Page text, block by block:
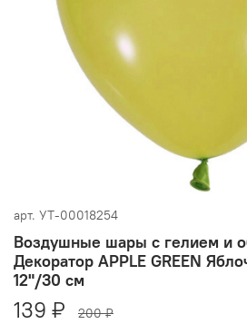
арт. УТ-00018254
Воздушные шары с гелием и
Декоратор APPLE GREEN
12"/30 см
139 ₽ 200 ₽